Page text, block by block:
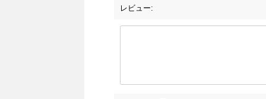
レビュー: